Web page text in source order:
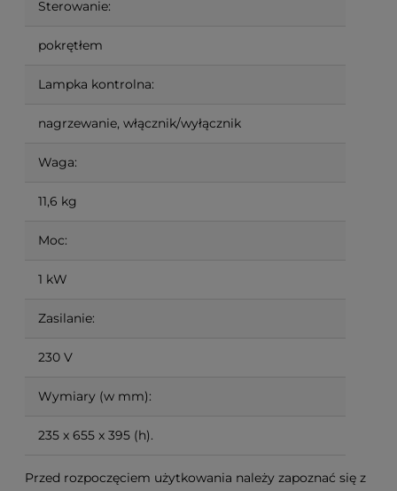
Sterowanie:
pokrętłem
Lampka kontrolna:
nagrzewanie, włącznik/wyłącznik
Waga:
11,6 kg
Moc:
1 kW
Zasilanie:
230 V
Wymiary (w mm):
235 x 655 x 395 (h).
Przed rozpoczęciem użytkowania należy zapoznać się z